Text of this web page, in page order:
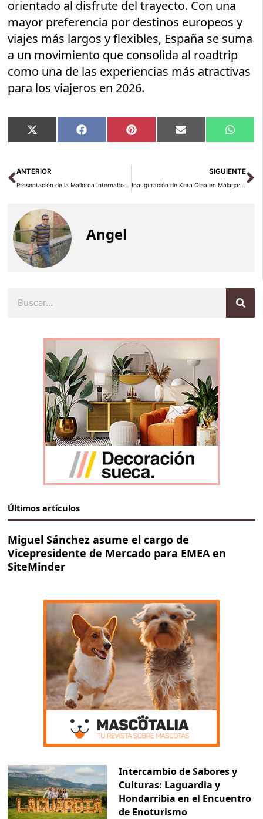
orientado al disfrute del trayecto. Con una
mayor preferencia por destinos europeos y
viajes más largos y flexibles, España se suma
a un movimiento que consolida al roadtrip
como una de las experiencias más atractivas
para los viajeros en 2026.
Compartir
en
X
(Twitter)
Compartir
en
Facebook Compartir
en
Pinterest Compartir
en
Email
en
Ant
ANTERIOR
Presentación de la Mallorca International Football Cup 2026 en la ITB de Berlín: ¡El torneo de fútbol internacional que no te puedes perder!
SIGUIENTE
Inauguración de Kora Olea en Málaga: El Hotel de Madera Más Grande con 180 Apartamentos Flex Living
Angel
Últimos artículos
Miguel Sánchez asume el cargo de
Vicepresidente de Mercado para EMEA en
SiteMinder
Intercambio de Sabores y
Culturas: Laguardia y
Hondarribia en el Encuentro
de Enoturismo